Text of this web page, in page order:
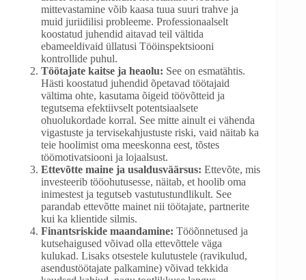
mittevastamine võib kaasa tuua suuri trahve ja
muid juriidilisi probleeme. Professionaalselt
koostatud juhendid aitavad teil vältida
ebameeldivaid üllatusi Tööinspektsiooni
kontrollide puhul.
Töötajate kaitse ja heaolu: See on esmatähtis.
Hästi koostatud juhendid õpetavad töötajaid
vältima ohte, kasutama õigeid töövõtteid ja
tegutsema efektiivselt potentsiaalsete
ohuolukordade korral. See mitte ainult ei vähenda
vigastuste ja tervisekahjustuste riski, vaid näitab ka
teie hoolimist oma meeskonna eest, tõstes
töömotivatsiooni ja lojaalsust.
Ettevõtte maine ja usaldusväärsus: Ettevõte, mis
investeerib tööohutusesse, näitab, et hoolib oma
inimestest ja tegutseb vastutustundlikult. See
parandab ettevõtte mainet nii töötajate, partnerite
kui ka klientide silmis.
Finantsriskide maandamine: Tööõnnetused ja
kutsehaigused võivad olla ettevõttele väga
kulukad. Lisaks otsestele kulutustele (ravikulud,
asendustöötajate palkamine) võivad tekkida